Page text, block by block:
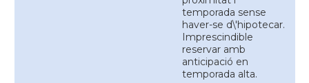
temporada sense
haver-se d\'hipotecar.
Imprescindible
reservar amb
anticipació en
temporada alta.